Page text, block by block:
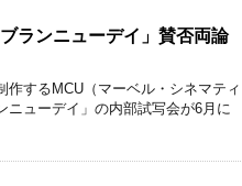
ランニューデイ」賛否両論
作するMCU（マーベル・シネマティ
ニューデイ」の内部試写会が6月に